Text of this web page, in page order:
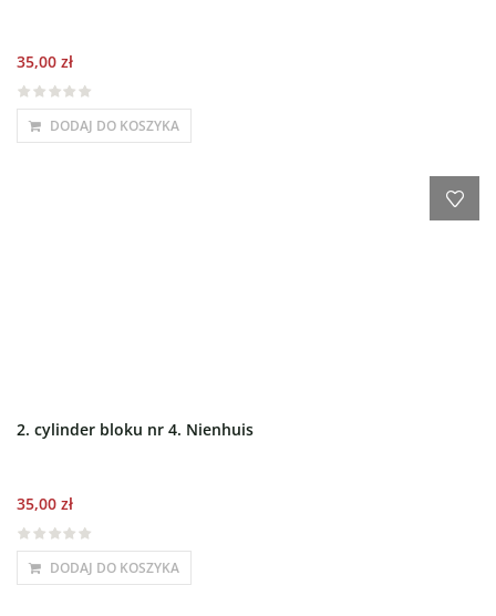
35,00 zł
DODAJ DO KOSZYKA
2. cylinder bloku nr 4. Nienhuis
35,00 zł
DODAJ DO KOSZYKA